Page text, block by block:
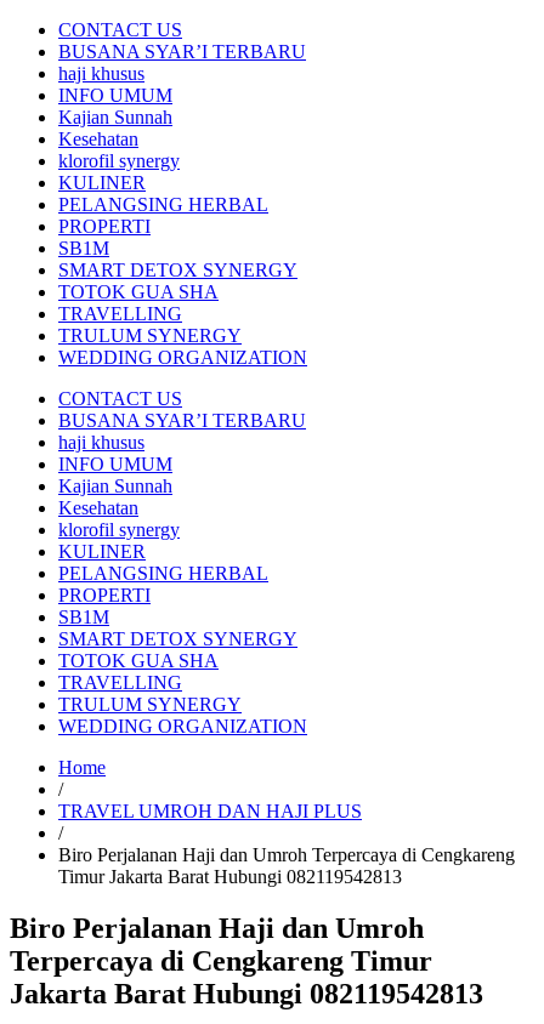
CONTACT US
BUSANA SYAR’I TERBARU
haji khusus
INFO UMUM
Kajian Sunnah
Kesehatan
klorofil synergy
KULINER
PELANGSING HERBAL
PROPERTI
SB1M
SMART DETOX SYNERGY
TOTOK GUA SHA
TRAVELLING
TRULUM SYNERGY
WEDDING ORGANIZATION
CONTACT US
BUSANA SYAR’I TERBARU
haji khusus
INFO UMUM
Kajian Sunnah
Kesehatan
klorofil synergy
KULINER
PELANGSING HERBAL
PROPERTI
SB1M
SMART DETOX SYNERGY
TOTOK GUA SHA
TRAVELLING
TRULUM SYNERGY
WEDDING ORGANIZATION
Home
/
TRAVEL UMROH DAN HAJI PLUS
/
Biro Perjalanan Haji dan Umroh Terpercaya di Cengkareng
Timur Jakarta Barat Hubungi 082119542813
Biro Perjalanan Haji dan Umroh
Terpercaya di Cengkareng Timur
Jakarta Barat Hubungi 082119542813